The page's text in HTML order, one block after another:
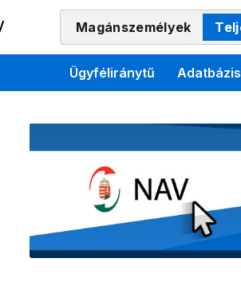
Magánszemélyek
Ügyféliránytű